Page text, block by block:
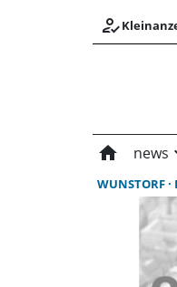
how_to_reg
home news
WUNSTORF